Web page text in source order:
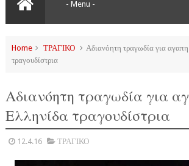
Home ΤΡΑΓΙΚΟ
Αδιανόητη τραγωδία για
τραγουδίστρια
Αδιανόητη τραγωδία για
Ελληνίδα τραγουδίστρια
12.4.16 ΤΡΑΓΙΚΟ